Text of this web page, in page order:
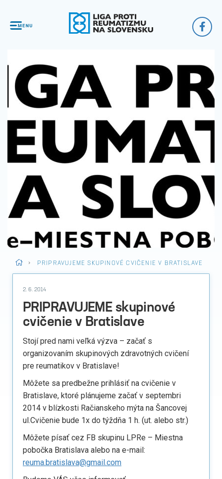
> PRIPRAVUJEME SKUPINOVÉ CVIČENIE V BRATISLAVE
2. 6. 2014
PRIPRAVUJEME skupinové
cvičenie v Bratislave
Stojí pred nami veľká výzva – začať s
organizovaním skupinových zdravotných cvičení
pre reumatikov v Bratislave!
Môžete sa predbežne prihlásiť na cvičenie v
Bratislave, ktoré plánujeme začať v septembri
2014 v blízkosti Račianskeho mýta na Šancovej
ul.Cvičenie bude 1x do týždňa 1 h. (ut. alebo str.)
Môžete písať cez FB skupinu LPRe – Miestna
pobočka Bratislava alebo na e-mail:
reuma.bratislava@gmail.com